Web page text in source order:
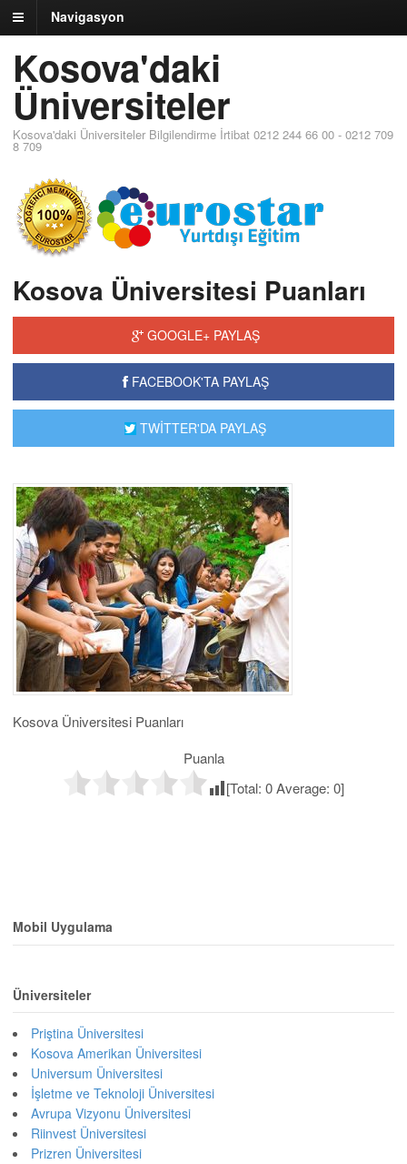
Navigasyon
Kosova'daki
Üniversiteler
Kosova'daki Üniversiteler Bilgilendirme İrtibat 0212 244 66 00 - 0212 709
8 709
Kosova Üniversitesi Puanları
GOOGLE+ PAYLAŞ
FACEBOOK'TA PAYLAŞ
TWİTTER'DA PAYLAŞ
Kosova Üniversitesi Puanları
Puanla
[Total: 0Average: 0]
Mobil Uygulama
Üniversiteler
Priştina Üniversitesi
Kosova Amerikan Üniversitesi
Universum Üniversitesi
İşletme ve Teknoloji Üniversitesi
Avrupa Vizyonu Üniversitesi
Riinvest Üniversitesi
Prizren Üniversitesi